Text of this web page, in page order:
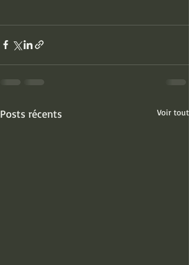
Posts récents Voir tout